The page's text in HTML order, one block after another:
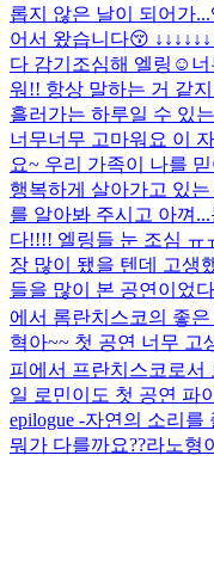
롭지 않은 날이 되어가...
어서 왔습니다😚
다 감기조심해 엘링☺️
워!! 항상 말하는 거 같
흘러가는 하루일 수 있
너무너무 고마워요 이
요~ 우리 가족이 나를
행복하게 살아가고 있
를 알아봐 주시고 아껴...
다!!!! 엘링들 눈 조심 ㅠ
장 많이 됐을 텐데 고생
들을 많이 본 공연이었
에서 롬란치스코의 좋은
혁아~~ 첫 공연 너무 고
피에서 프란치스코로서
일 로민이도 첫 공연 파
epilogue -자연의 소리를
뭐가 다를까요??라노형